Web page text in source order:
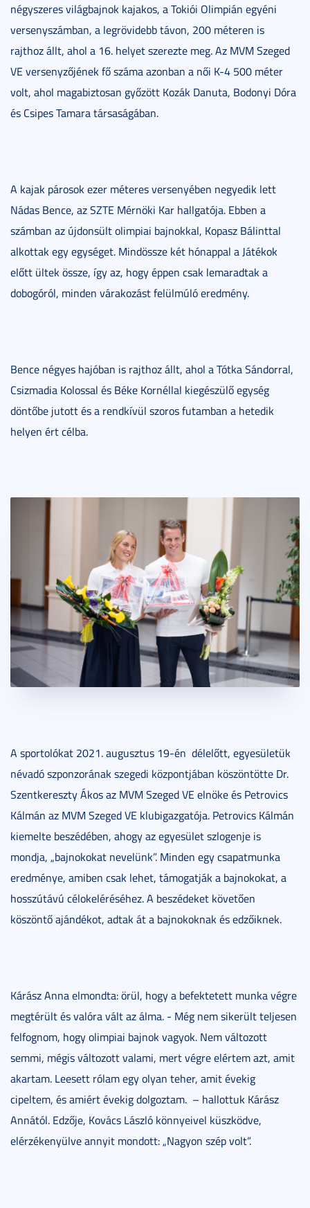
négyszeres világbajnok kajakos, a Tokiói Olimpián egyéni
versenyszámban, a legrövidebb távon, 200 méteren is
rajthoz állt, ahol a 16. helyet szerezte meg. Az MVM Szeged
VE versenyzőjének fő száma azonban a női K-4 500 méter
volt, ahol magabiztosan győzött Kozák Danuta, Bodonyi Dóra
és Csipes Tamara társaságában.
A kajak párosok ezer méteres versenyében negyedik lett
Nádas Bence, az SZTE Mérnöki Kar hallgatója. Ebben a
számban az újdonsült olimpiai bajnokkal, Kopasz Bálinttal
alkottak egy egységet. Mindössze két hónappal a Játékok
előtt ültek össze, így az, hogy éppen csak lemaradtak a
dobogóról, minden várakozást felülmúló eredmény.
Bence négyes hajóban is rajthoz állt, ahol a Tótka Sándorral,
Csizmadia Kolossal és Béke Kornéllal kiegészülő egység
döntőbe jutott és a rendkívül szoros futamban a hetedik
helyen ért célba.
A sportolókat 2021. augusztus 19-én délelőtt, egyesületük
névadó szponzorának szegedi központjában köszöntötte Dr.
Szentkereszty Ákos az MVM Szeged VE elnöke és Petrovics
Kálmán az MVM Szeged VE klubigazgatója. Petrovics Kálmán
kiemelte beszédében, ahogy az egyesület szlogenje is
mondja, „bajnokokat nevelünk”. Minden egy csapatmunka
eredménye, amiben csak lehet, támogatják a bajnokokat, a
hosszútávú célokeléréséhez. A beszédeket követően
köszöntő ajándékot, adtak át a bajnokoknak és edzőiknek.
Kárász Anna elmondta: örül, hogy a befektetett munka végre
megtérült és valóra vált az álma. - Még nem sikerült teljesen
felfognom, hogy olimpiai bajnok vagyok. Nem változott
semmi, mégis változott valami, mert végre elértem azt, amit
akartam. Leesett rólam egy olyan teher, amit évekig
cipeltem, és amiért évekig dolgoztam. – hallottuk Kárász
Annától. Edzője, Kovács László könnyeivel küszködve,
elérzékenyülve annyit mondott: „Nagyon szép volt”.